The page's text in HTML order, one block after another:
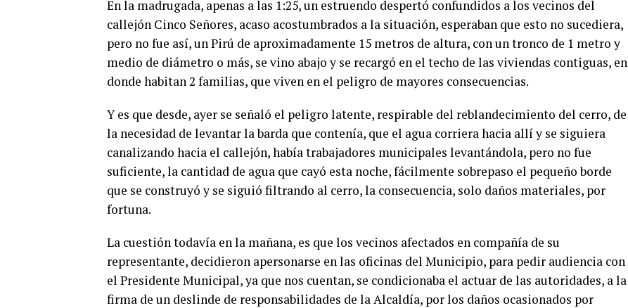
En la madrugada, apenas a las 1:25, un estruendo despertó confundidos a los vecinos del
callejón Cinco Señores, acaso acostumbrados a la situación, esperaban que esto no sucediera,
pero no fue así, un Pirú de aproximadamente 15 metros de altura, con un tronco de 1 metro y
medio de diámetro o más, se vino abajo y se recargó en el techo de las viviendas contiguas, en
donde habitan 2 familias, que viven en el peligro de mayores consecuencias.
Y es que desde, ayer se señaló el peligro latente, respirable del reblandecimiento del cerro, de
la necesidad de levantar la barda que contenía, que el agua corriera hacia allí y se siguiera
canalizando hacia el callejón, había trabajadores municipales levantándola, pero no fue
suficiente, la cantidad de agua que cayó esta noche, fácilmente sobrepaso el pequeño borde
que se construyó y se siguió filtrando al cerro, la consecuencia, solo daños materiales, por
fortuna.
La cuestión todavía en la mañana, es que los vecinos afectados en compañía de su
representante, decidieron apersonarse en las oficinas del Municipio, para pedir audiencia con
el Presidente Municipal, ya que nos cuentan, se condicionaba el actuar de las autoridades, a la
firma de un deslinde de responsabilidades de la Alcaldía, por los daños ocasionados por